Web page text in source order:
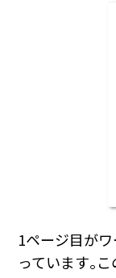
1ページ目が
っています｡